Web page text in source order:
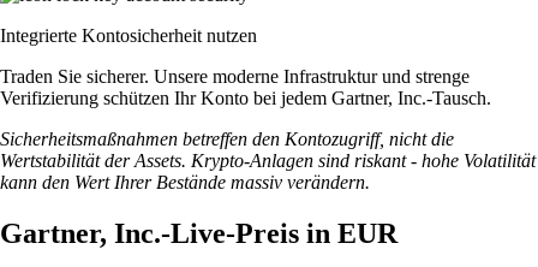
Integrierte Kontosicherheit nutzen
Traden Sie sicherer. Unsere moderne Infrastruktur und strenge
Verifizierung schützen Ihr Konto bei jedem Gartner, Inc.-Tausch.
Sicherheitsmaßnahmen betreffen den Kontozugriff, nicht die
Wertstabilität der Assets. Krypto-Anlagen sind riskant - hohe Volatilität
kann den Wert Ihrer Bestände massiv verändern.
Gartner, Inc.-Live-Preis in EUR